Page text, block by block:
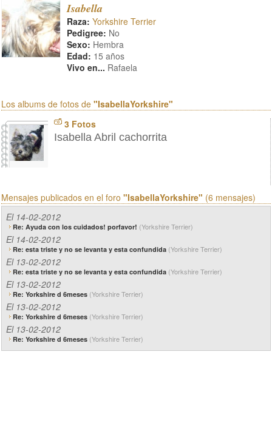
Isabella
Raza: Yorkshire Terrier
Pedigree: No
Sexo: Hembra
Edad: 15 años
Vivo en... Rafaela
Los albums de fotos de "IsabellaYorkshire"
3 Fotos
Isabella Abril cachorrita
Mensajes publicados en el foro "IsabellaYorkshire" (6 mensajes)
El 14-02-2012
Re: Ayuda con los cuidados! porfavor! (Yorkshire Terrier)
El 14-02-2012
Re: esta triste y no se levanta y esta confundida (Yorkshire Terrier)
El 13-02-2012
Re: esta triste y no se levanta y esta confundida (Yorkshire Terrier)
El 13-02-2012
Re: Yorkshire d 6meses (Yorkshire Terrier)
El 13-02-2012
Re: Yorkshire d 6meses (Yorkshire Terrier)
El 13-02-2012
Re: Yorkshire d 6meses (Yorkshire Terrier)